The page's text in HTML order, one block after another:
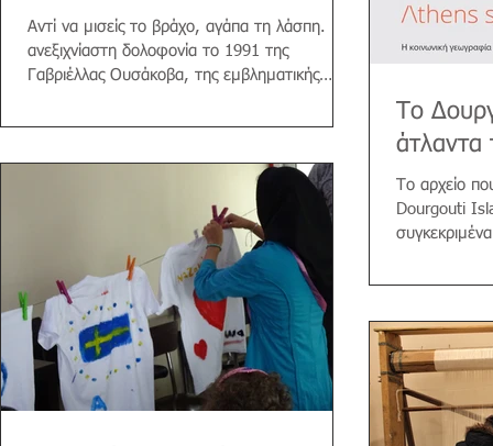
Αντί να μισείς το βράχο, αγάπα τη λάσπη. Η
ανεξιχνίαστη δολοφονία το 1991 της
Γαβριέλλας Ουσάκοβα, της εμβληματικής
Το
άτλαντα
Το αρχείο
Dourgouti